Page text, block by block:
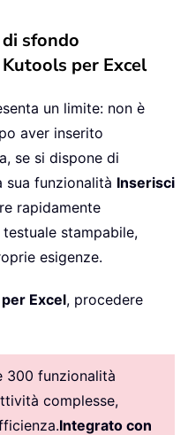
sfondo
per Excel
un limite: non è
aver inserito
se si dispone di
sua funzionalità Inserisci
rapidamente
stampabile,
esigenze.
Excel, procedere
300 funzionalità
complesse,
Integrato con